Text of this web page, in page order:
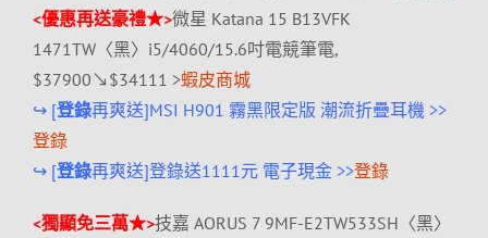
<優惠再送豪禮★>微星 Katana 15 B13VFK
1471TW〈黑〉i5/4060/15.6吋電競筆電,
$37900↘$34111 >蝦皮商城
↪ [登錄再爽送]MSI H901 霧黑限定版 潮流折疊耳機 >>
登錄
↪ [登錄再爽送]登錄送1111元 電子現金 >>登錄
<獨顯免三萬★>技嘉 AORUS 7 9MF-E2TW533SH〈黑〉